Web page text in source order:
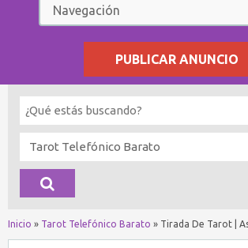
PUBLICAR ANUNCIO
Inicio » Tarot Telefónico Barato » Tirada De Tarot |